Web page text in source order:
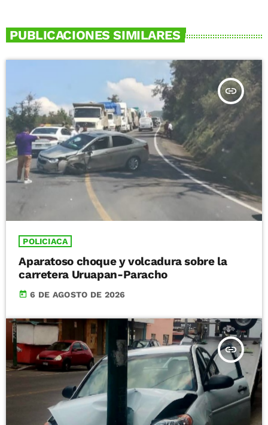
PUBLICACIONES SIMILARES
insert_link
POLICIACA
Aparatoso choque y volcadura sobre la
carretera Uruapan-Paracho
today 6 DE AGOSTO DE 2026
insert_link